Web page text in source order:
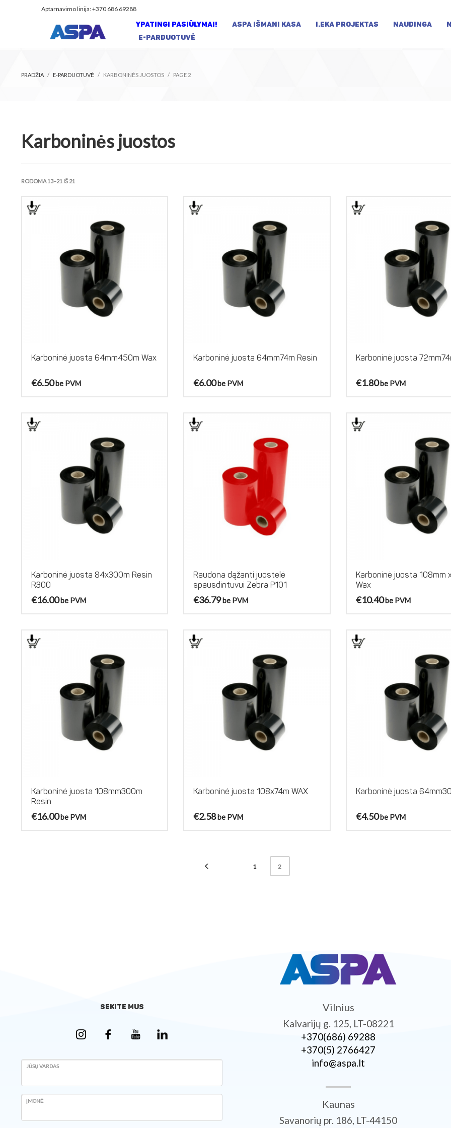
Aptarnavimo linija: +370 686 69288
YPATINGI PASIŪLYMAI! ASPA IŠMANI KASA I.EKA PROJEKTAS NAUDINGA
E-PARDUOTUVĖ
PRADŽIA E-PARDUOTUVĖ KARBONINĖS JUOSTOS PAGE 2
Karboninės juostos
RODOMA 13–21 IŠ 21
Karboninė juosta 64mm450m Wax
€6.50 be PVM
Karboninė juosta 64mm74m Resin
€6.00 be PVM
Karboninė juosta
€1.80 be PVM
Karboninė juosta 84x300m Resin
R300
€16.00 be PVM
Raudona dąžanti juostelė
spausdintuvui Zebra P101
€36.79 be PVM
Karboninė juosta 108mm
Wax
€10.40 be PVM
Karboninė juosta 108mm300m
Resin
€16.00 be PVM
Karboninė juosta 108x74m WAX
€2.58 be PVM
Karboninė juosta
€4.50 be PVM
1 2
SEKITE MUS
JŪSŲ VARDAS
ĮMONĖ
Vilnius
Kalvarijų g. 125, LT-08221
+370­(686) 69288
+370­(5) 2766427
info@aspa.lt
Kaunas
Savanorių pr. 186, LT-44150